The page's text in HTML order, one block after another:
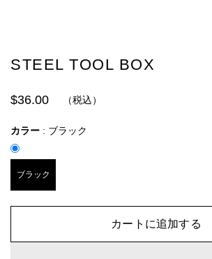
STEEL TOOL BOX
$36.00 （税込）
カラー : ブラック
ブラック
カートに追加する